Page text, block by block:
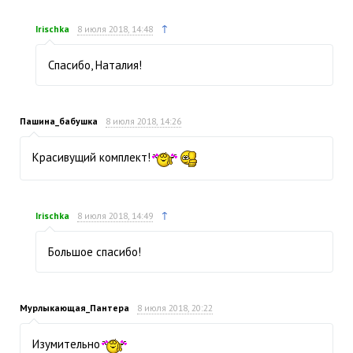
Irischka 8 июля 2018, 14:48 ↑
Спасибо, Наталия!
Пашина_бабушка 8 июля 2018, 14:26
Красивущий комплект!
Irischka 8 июля 2018, 14:49 ↑
Большое спасибо!
Мурлыкающая_Пантера 8 июля 2018, 20:22
Изумительно